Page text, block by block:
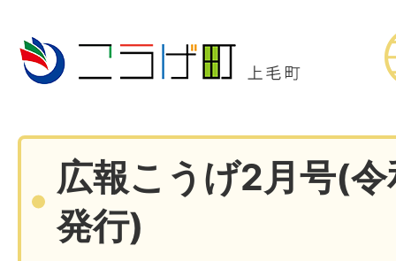
広報こうげ2月号(
発行)